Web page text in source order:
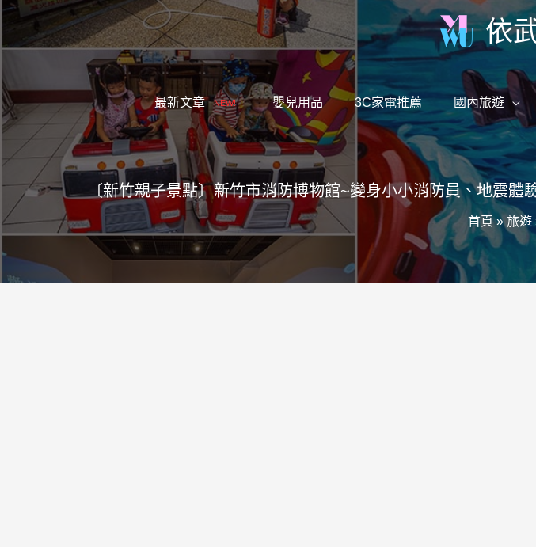
跳
要
內
容
依
最新文章 NEW! 嬰兒用品 3C家電推薦 國內旅遊
〔新竹親子景點〕新竹市消防博物館~變身小小消防員、地震
首頁»旅遊